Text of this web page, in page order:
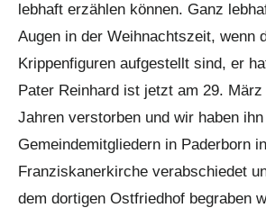
lebhaft erzählen können. Ganz
Augen in der Weihnachtszeit, wenn
Krippenfiguren aufgestellt sind, er
Pater Reinhard ist jetzt am 29.
Jahren verstorben und wir haben
Gemeindemitgliedern in Paderborn
Franziskanerkirche verabschiedet
dem dortigen Ostfriedhof begraben